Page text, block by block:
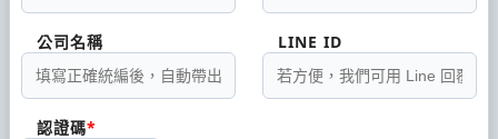
公司名稱 LINE ID
認證碼